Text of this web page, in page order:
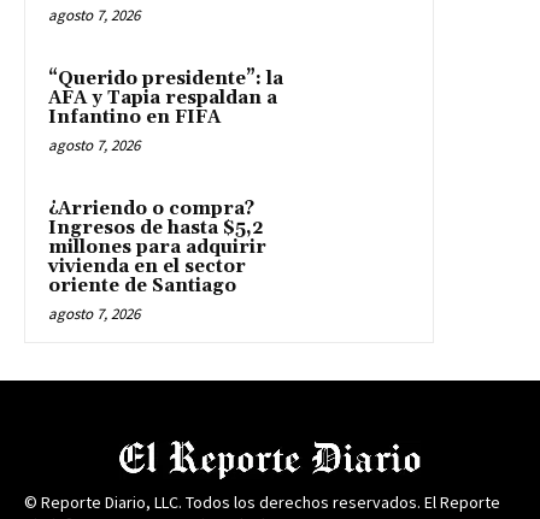
agosto 7, 2026
“Querido presidente”: la
AFA y Tapia respaldan a
Infantino en FIFA
agosto 7, 2026
¿Arriendo o compra?
Ingresos de hasta $5,2
millones para adquirir
vivienda en el sector
oriente de Santiago
agosto 7, 2026
© Reporte Diario, LLC. Todos los derechos reservados. El Reporte